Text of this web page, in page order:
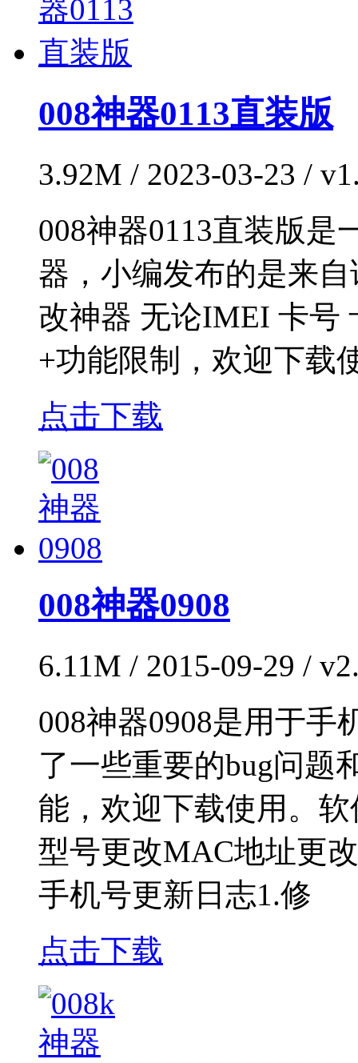
008神器0113直装版
3.92M / 2023-03-23 /
008神器0113直装版是
器，小编发布的是来
改神器 无论IMEI 卡号
+功能限制，欢迎下载
点击下载
008神器0908
6.11M / 2015-09-29 /
008神器0908是用于手
了一些重要的bug问题
能，欢迎下载使用。
型号更改MAC地址更
手机号更新日志1.修
点击下载